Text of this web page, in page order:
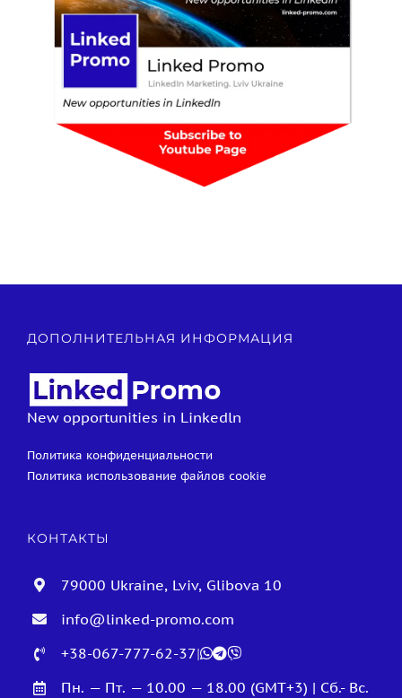
ДОПОЛНИТЕЛЬНАЯ ИНФОРМАЦИЯ
New opportunities in Linkedln
Политика конфиденциальности
Политика использование файлов cookie
КОНТАКТЫ
79000 Ukraine, Lviv, Glibova 10
info@linked-promo.com
+38-067-777-62-37|
Пн. — Пт. — 10.00 — 18.00 (GMT+3) | Сб.- Вс.